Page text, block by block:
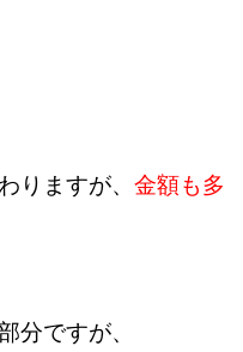
りますが、 金額も多
分ですが、